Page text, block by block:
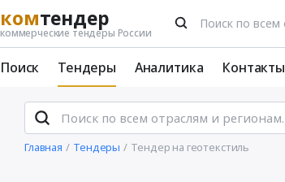
комтендер
коммерческие тендеры России
Поиск Тендеры Аналитика Контакты
Главная Тендеры Тендер на геотекстиль